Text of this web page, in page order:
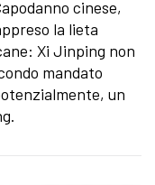
cinese,
la lieta
Xi Jinping non
mandato
un